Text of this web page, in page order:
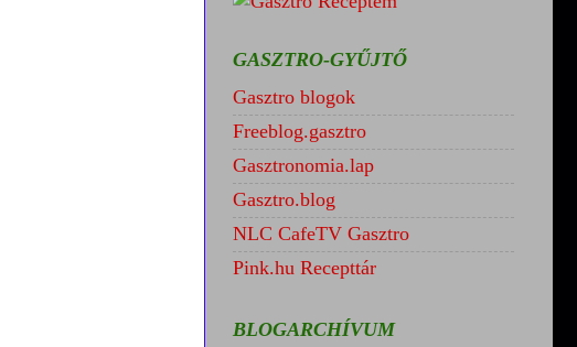
GASZTRO-GYŰJTŐ
Gasztro blogok
Freeblog.gasztro
Gasztronomia.lap
Gasztro.blog
NLC CafeTV Gasztro
Pink.hu Recepttár
BLOGARCHÍVUM